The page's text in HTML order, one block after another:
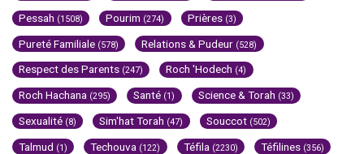
Pessah (1508) Pourim (274) Prières (3)
Pureté Familiale (578) Relations & Pudeur (528)
Respect des Parents (247) Roch 'Hodech (4)
Roch Hachana (295) Santé (1) Science & Torah (33)
Sexualité (8) Sim'hat Torah (47) Souccot (502)
Talmud (1) Techouva (122) Téfila (2230) Téfilines (356)